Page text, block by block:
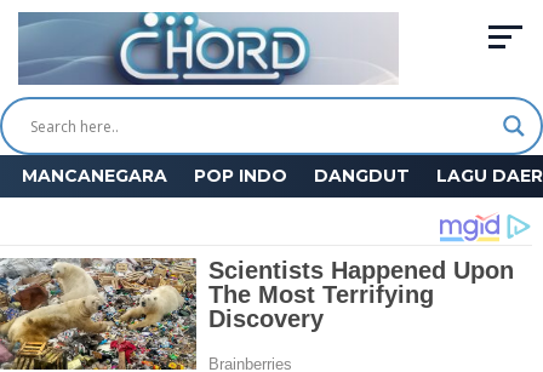
MANCANEGARA POP INDO DANGDUT LAGU